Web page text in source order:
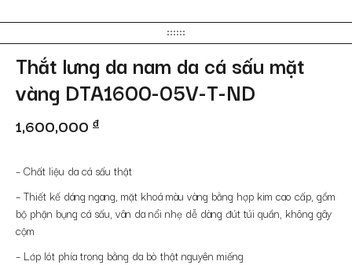
Thắt lưng da nam da cá sấu mặt
vàng DTA1600-05V-T-ND
1,600,000 đ
– Chất liệu da cá sấu thật
– Thiết kế dáng ngang, mặt khoá màu vàng bằng hợp kim cao cấp, gồm
bộ phận bụng cá sấu, vân da nổi nhẹ dễ dàng đút túi quần, không gây
cộm
– Lớp lót phía trong bằng da bò thật nguyên miếng